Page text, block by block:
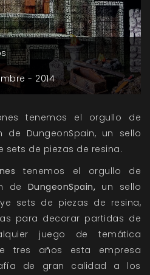
- 2014
tenemos el orgullo de
de DungeonSpain, un sello
sets de piezas de resina.
tenemos el orgullo de
de DungeonSpain, un sello
sets de piezas de resina,
para decorar partidas de
juego de temática
tres años esta empresa
de gran calidad a los